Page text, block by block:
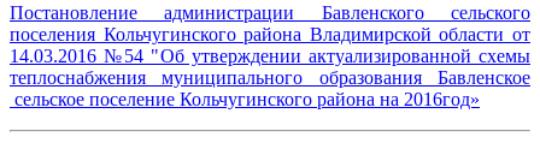
Постановление администрации Бавленского сельского
поселения Кольчугинского района Владимирской области от
14.03.2016 №54 "Об утверждении актуализированной схемы
теплоснабжения муниципального образования Бавленское
сельское поселение Кольчугинского района на 2016год»